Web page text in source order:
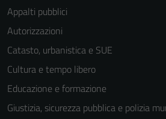
Appalti pubblici
Autorizzazioni
Catasto, urbanistica e SUE
Cultura e tempo libero
Educazione e formazione
Giustizia, sicurezza pubblica e polizia